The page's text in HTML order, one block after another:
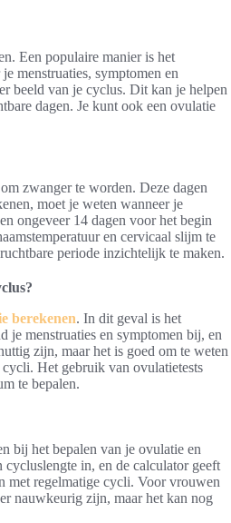
Een populaire manier is het
menstruaties, symptomen en
beeld van je cyclus. Dit kan je helpen
dagen. Je kunt ook een ovulatie
zwanger te worden. Deze dagen
moet je weten wanneer je
ongeveer 14 dagen voor het begin
en cervicaal slijm te
periode inzichtelijk te maken.
berekenen. In dit geval is het
je menstruaties en symptomen bij, en
zijn, maar het is goed om te weten
Het gebruik van ovulatietests
te bepalen.
bij het bepalen van je ovulatie en
cycluslengte in, en de calculator geeft
met regelmatige cycli. Voor vrouwen
nauwkeurig zijn, maar het kan nog